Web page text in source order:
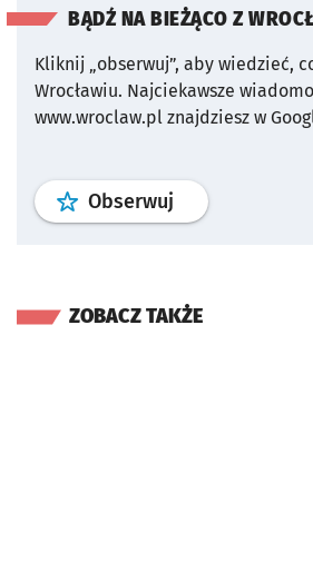
BĄDŹ NA BIEŻĄCO Z
Kliknij „obserwuj”, aby wiedzieć,
Wrocławiu. Najciekawsze
www.wroclaw.pl znajdziesz w
Obserwuj profil
ZOBACZ TAKŻE